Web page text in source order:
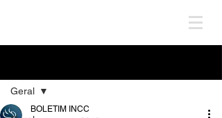
Geral
BOLETIM INCC